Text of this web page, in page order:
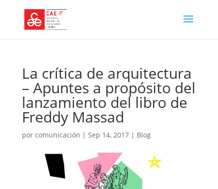
La crítica de arquitectura
– Apuntes a propósito del
lanzamiento del libro de
Freddy Massad
por comunicación | Sep 14, 2017| Blog